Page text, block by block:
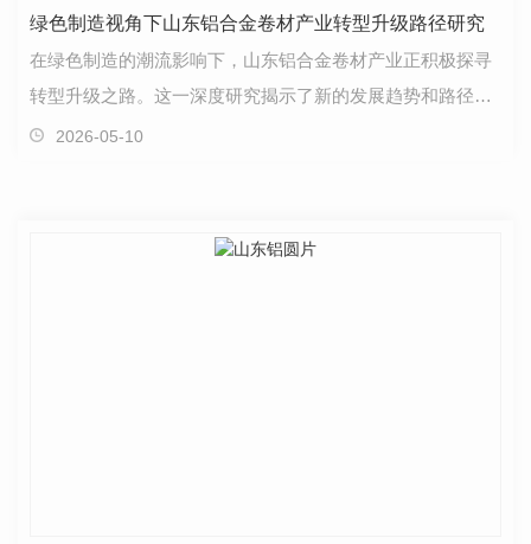
绿色制造视角下山东铝合金卷材产业转型升级路径研究
在绿色制造的潮流影响下，山东铝合金卷材产业正积极探寻
转型升级之路。这一深度研究揭示了新的发展趋势和路径。
首先，环保意识的崛起推动着铝合金卷材产业向绿色制…
2026-05-10